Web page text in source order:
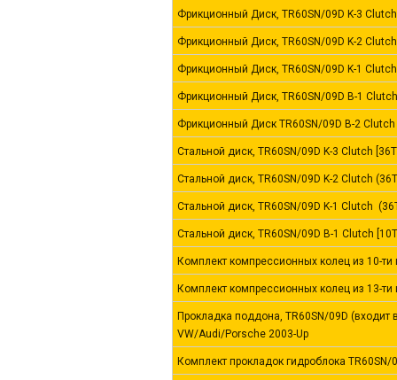
Фрикционный Диск, TR60SN/09D K-3
Фрикционный Диск, TR60SN/09D K-2
Фрикционный Диск, TR60SN/09D K-1
Фрикционный Диск, TR60SN/09D B-1
Фрикционный Диск TR60SN/09D B-2 Clutch
Стальной диск, TR60SN/09D K-3 Clutch
Стальной диск, TR60SN/09D K-2 Clutch
Стальной диск, TR60SN/09D K-1 Clutch
Стальной диск, TR60SN/09D B-1 Clutch
Комплект компрессионных колец из 10-ти
Комплект компрессионных колец из 13-ти
Прокладка поддона, TR60SN/09D (входит
VW/Audi/Porsche 2003-Up
Комплект прокладок гидроблока